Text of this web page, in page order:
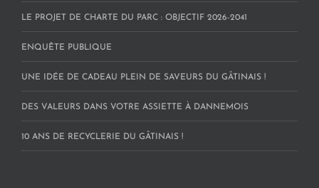
LE PROJET DE CHARTE DU PARC : OBJECTIF 2026-2041
ENQUÊTE PUBLIQUE
UNE IDÉE DE CADEAU PLEIN DE SAVEURS DU GÂTINAIS !
DES VALEURS DANS VOTRE ASSIETTE À DANNEMOIS
10 ANS DE RECYCLERIE DU GÂTINAIS !